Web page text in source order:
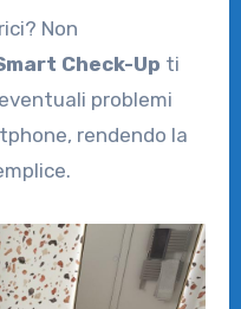
Non
Check-Up ti
problemi
rendendo la